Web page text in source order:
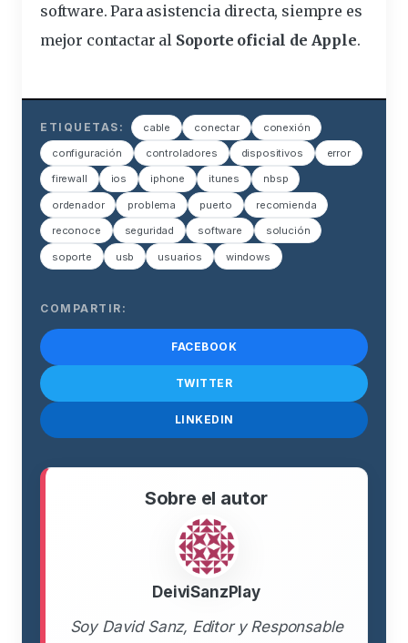
software. Para asistencia directa, siempre es
mejor contactar al Soporte oficial de Apple.
ETIQUETAS: cable conectar conexión
configuración controladores dispositivos error
firewall ios iphone itunes nbsp
ordenador problema puerto recomienda
reconoce seguridad software solución
soporte usb usuarios windows
COMPARTIR:
FACEBOOK
TWITTER
LINKEDIN
Sobre el autor
DeiviSanzPlay
Soy David Sanz, Editor y Responsable